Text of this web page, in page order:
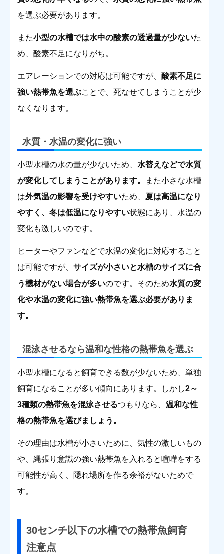
を選ぶ必要があります。
また小型の水槽では水中の酸素の透過量が少ないた
め、酸素不足になりがち。
エアレーションでの対応は可能ですが、 酸素不足に
強い熱帯魚を選ぶことで、死なせてしまうことが少
なくなります。
水質・水温の変化に強い
小型水槽の水の量が少ないため、 水替えなどで水質
が変化してしまうことがあります。
また小さな水槽
は外気温の影響を受けやすいため、 夏は高温になり
やすく、冬は低温になりやすい状態にあり、水温の
変化も激しいのです。
ヒーターやファンなどで水温の変化に対応すること
は可能ですが、 サイズが小さいと水槽のサイズに合
う機材がない場合が多いのです。そのため水質の変
化や水温の変化に強い熱帯魚を選ぶ必要がありま
す。
混泳させるなら温和な性格の熱帯魚を選ぶ
小型水槽になると飼育できる数が少ないため、単独
飼育になることが多い傾向にあります。しかし2～
3種類の熱帯魚を混泳させるつもりなら、 温和な性
格の熱帯魚を選びましょう。
その理由は水槽が小さいために、気性の激しいもの
や、縄張り意識の強い熱帯魚を入れると喧嘩をする
可能性が高く、隠れ場所を作る余裕がないためで
す。
30センチ以下の水槽での熱帯魚飼育
注意点